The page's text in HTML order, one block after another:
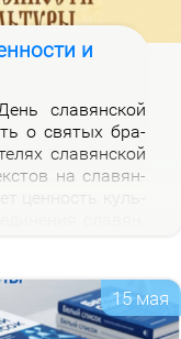
и
сла­вян­ской
о свя­тых бра­
сла­вян­ской
на сла­вян­
15 мая